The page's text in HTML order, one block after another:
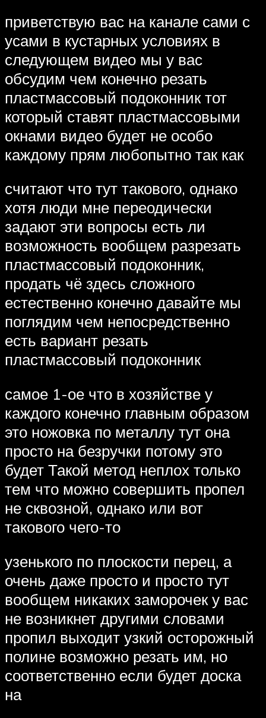
приветствую вас на канале сами с
усами в кустарных условиях в
следующем видео мы у вас
обсудим чем конечно резать
пластмассовый подоконник тот
который ставят пластмассовыми
окнами видео будет не особо
каждому прям любопытно так как
считают что тут такового, однако
хотя люди мне переодически
задают эти вопросы есть ли
возможность вообщем разрезать
пластмассовый подоконник,
продать чё здесь сложного
естественно конечно давайте мы
поглядим чем непосредственно
есть вариант резать
пластмассовый подоконник
самое 1-ое что в хозяйстве у
каждого конечно главным образом
это ножовка по металлу тут она
просто на безручки потому это
будет Такой метод неплох только
тем что можно совершить пропел
не сквозной, однако или вот
такового чего-то
узенького по плоскости перец, а
очень даже просто и просто тут
вообщем никаких заморочек у вас
не возникнет другими словами
пропил выходит узкий осторожный
полине возможно резать им, но
соответственно если будет доска
на